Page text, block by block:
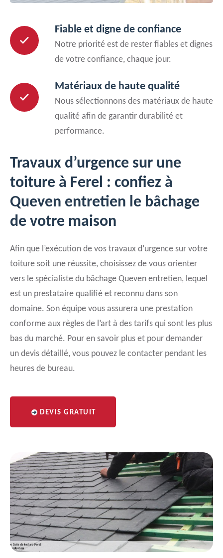
Fiable et digne de confiance
Notre priorité est de rester fiables et dignes
de votre confiance, chaque jour.
Matériaux de haute qualité
Nous sélectionnons des matériaux de haute
qualité afin de garantir durabilité et
performance.
Travaux d’urgence sur une
toiture à Ferel : confiez à
Queven entretien le bâchage
de votre maison
Afin que l’exécution de vos travaux d’urgence sur votre
toiture soit une réussite, choisissez de vous orienter
vers le spécialiste du bâchage Queven entretien, lequel
est un prestataire qualifié et reconnu dans son
domaine. Son équipe vous assurera une prestation
conforme aux règles de l’art à des tarifs qui sont les plus
bas du marché. Pour en savoir plus et pour demander
un devis détaillé, vous pouvez le contacter pendant les
heures de bureau.
DEVIS GRATUIT